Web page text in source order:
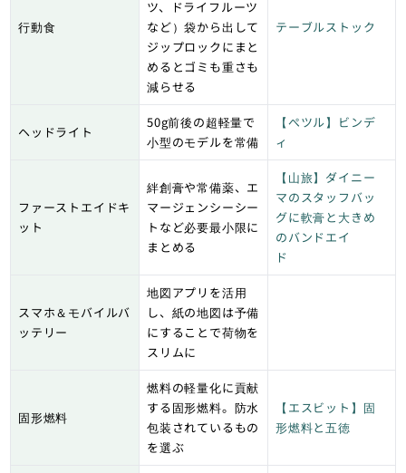
行動食
ツ、ドライフルーツ
など）袋から出して
ジップロックにまと
めるとゴミも重さも
減らせる
テーブルストック
ヘッドライト
50g前後の超軽量で
小型のモデルを常備
【ぺツル】ビンデ
ィ
ファーストエイドキ
ット
絆創膏や常備薬、エ
マージェンシーシー
トなど必要最小限に
まとめる
【山旅】ダイニー
マのスタッフバッ
グに軟膏と大きめ
のバンドエイ
ド
スマホ＆モバイルバ
ッテリー
地図アプリを活用
し、紙の地図は予備
にすることで荷物を
スリムに
固形燃料
燃料の軽量化に貢献
する固形燃料。防水
包装されているもの
を選ぶ
【エスビット】固
形燃料と五徳